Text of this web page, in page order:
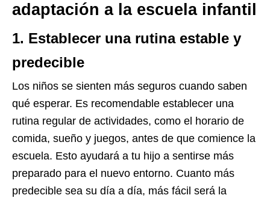
adaptación a la escuela infantil
1. Establecer una rutina estable y
predecible
Los niños se sienten más seguros cuando saben
qué esperar. Es recomendable establecer una
rutina regular de actividades, como el horario de
comida, sueño y juegos, antes de que comience la
escuela. Esto ayudará a tu hijo a sentirse más
preparado para el nuevo entorno. Cuanto más
predecible sea su día a día, más fácil será la